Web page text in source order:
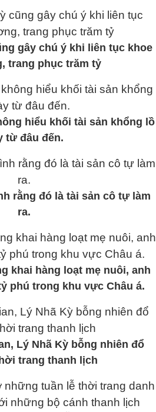
gây chú ý khi liên tục khoe
trang phục trăm tỷ
hiểu khối tài sản khổng lồ
từ đâu đến.
rằng đó là tài sản cô tự làm
ra.
khai hàng loạt mẹ nuôi, anh
phú trong khu vực Châu á.
Lý Nhã Kỳ bỗng nhiên đổ
trang thanh lịch